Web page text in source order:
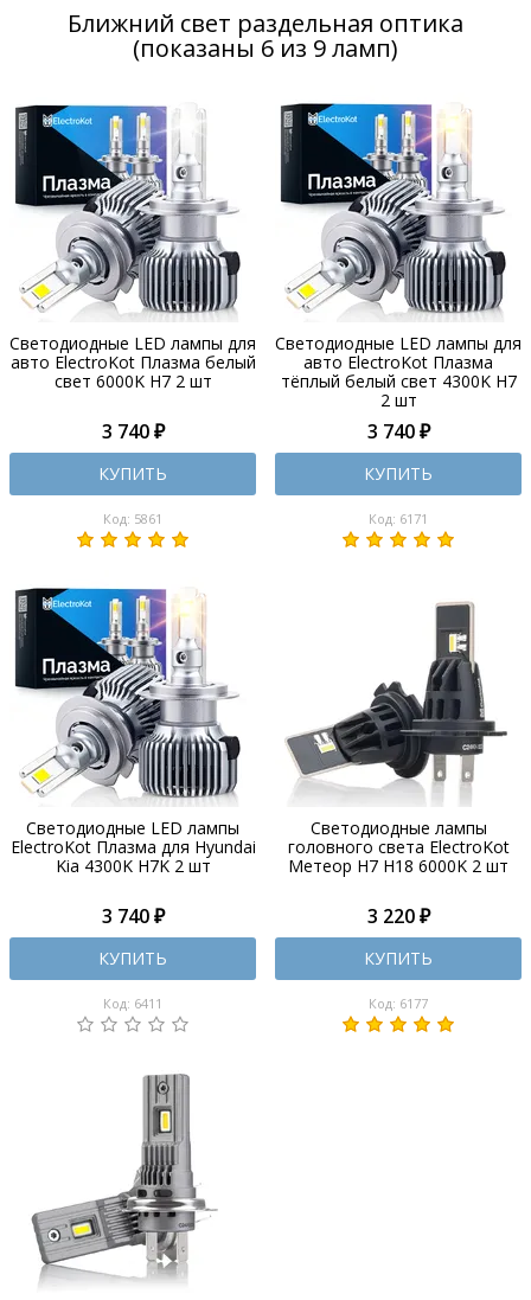
Ближний свет раздельная оптика
(показаны 6 из 9 ламп)
Светодиодные LED лампы для
авто ElectroKot Плазма белый
свет 6000K H7 2 шт
3 740 ₽
КУПИТЬ
Код: 5861
Светодиодные LED лампы для
авто ElectroKot Плазма
тёплый белый свет 4300K H7
2 шт
3 740 ₽
КУПИТЬ
Код: 6171
Светодиодные LED лампы
ElectroKot Плазма для Hyundai
Kia 4300K H7K 2 шт
3 740 ₽
КУПИТЬ
Код: 6411
Светодиодные лампы
головного света ElectroKot
Метеор H7 H18 6000K 2 шт
3 220 ₽
КУПИТЬ
Код: 6177